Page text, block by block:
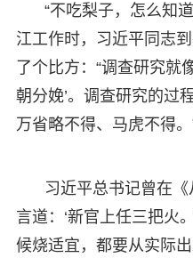
“不吃梨子，怎么知
江工作时，习近平同志
了个比方：“调查研究就
朝分娩’。调查研究的过
万省略不得、马虎不得。
习近平总书记曾在
言道：‘新官上任三把火
候烧适宜，都要从实际